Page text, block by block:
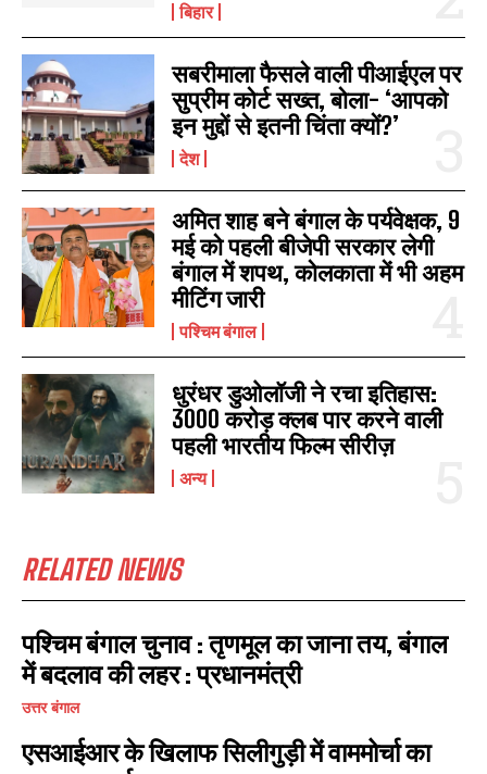
बिहार
सबरीमाला फैसले वाली पीआईएल पर
सुप्रीम कोर्ट सख्त, बोला- ‘आपको
इन मुद्दों से इतनी चिंता क्यों?’
देश
अमित शाह बने बंगाल के पर्यवेक्षक, 9
मई को पहली बीजेपी सरकार लेगी
बंगाल में शपथ, कोलकाता में भी अहम
मीटिंग जारी
पश्चिम बंगाल
धुरंधर डुओलॉजी ने रचा इतिहास:
3000 करोड़ क्लब पार करने वाली
पहली भारतीय फिल्म सीरीज़
अन्य
RELATED NEWS
पश्चिम बंगाल चुनाव : तृणमूल का जाना तय, बंगाल
में बदलाव की लहर : प्रधानमंत्री
उत्तर बंगाल
एसआईआर के खिलाफ सिलीगुड़ी में वाममोर्चा का